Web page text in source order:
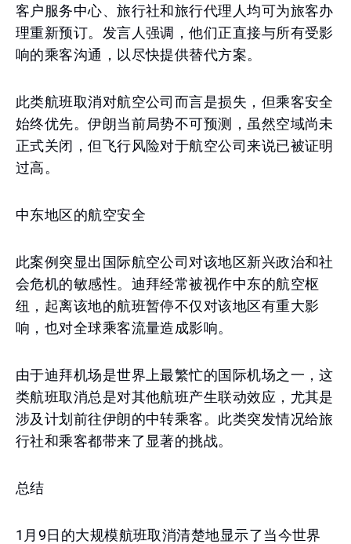
客户服务中心、旅行社和旅行代理人均可为旅客办
理重新预订。发言人强调，他们正直接与所有受影
响的乘客沟通，以尽快提供替代方案。
此类航班取消对航空公司而言是损失，但乘客安全
始终优先。伊朗当前局势不可预测，虽然空域尚未
正式关闭，但飞行风险对于航空公司来说已被证明
过高。
中东地区的航空安全
此案例突显出国际航空公司对该地区新兴政治和社
会危机的敏感性。迪拜经常被视作中东的航空枢
纽，起离该地的航班暂停不仅对该地区有重大影
响，也对全球乘客流量造成影响。
由于迪拜机场是世界上最繁忙的国际机场之一，这
类航班取消总是对其他航班产生联动效应，尤其是
涉及计划前往伊朗的中转乘客。此类突发情况给旅
行社和乘客都带来了显著的挑战。
总结
1月9日的大规模航班取消清楚地显示了当今世界